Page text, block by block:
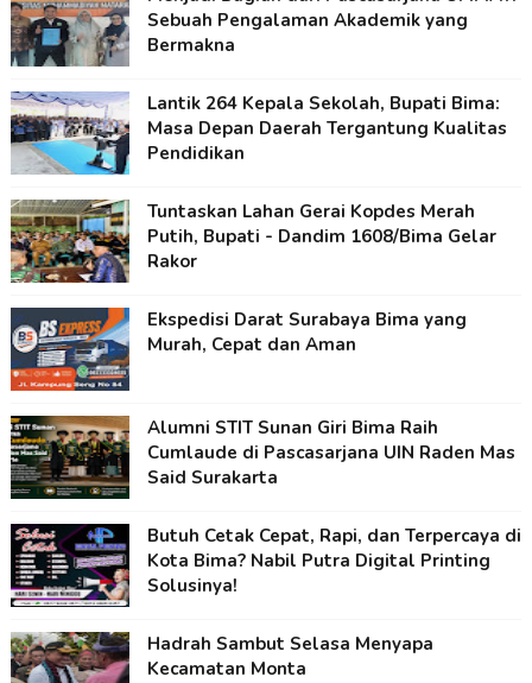
Sebuah Pengalaman Akademik yang
Bermakna
Lantik 264 Kepala Sekolah, Bupati Bima:
Masa Depan Daerah Tergantung Kualitas
Pendidikan
Tuntaskan Lahan Gerai Kopdes Merah
Putih, Bupati - Dandim 1608/Bima Gelar
Rakor
Ekspedisi Darat Surabaya Bima yang
Murah, Cepat dan Aman
Alumni STIT Sunan Giri Bima Raih
Cumlaude di Pascasarjana UIN Raden Mas
Said Surakarta
Butuh Cetak Cepat, Rapi, dan Terpercaya di
Kota Bima? Nabil Putra Digital Printing
Solusinya!
Hadrah Sambut Selasa Menyapa
Kecamatan Monta